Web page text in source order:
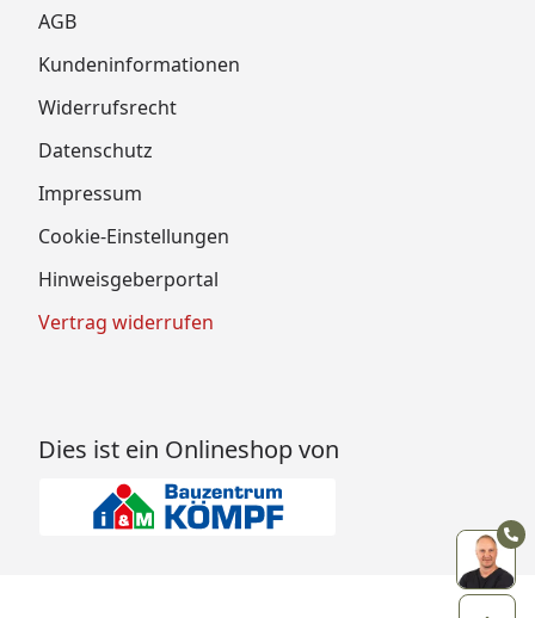
AGB
Kundeninformationen
Widerrufsrecht
Datenschutz
Impressum
Cookie-Einstellungen
Hinweisgeberportal
Vertrag widerrufen
Dies ist ein Onlineshop von